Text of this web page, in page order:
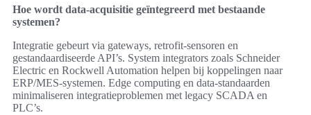
Hoe wordt data-acquisitie geïntegreerd met bestaande
systemen?
Integratie gebeurt via gateways, retrofit-sensoren en
gestandaardiseerde API’s. System integrators zoals Schneider
Electric en Rockwell Automation helpen bij koppelingen naar
ERP/MES-systemen. Edge computing en data-standaarden
minimaliseren integratieproblemen met legacy SCADA en
PLC’s.